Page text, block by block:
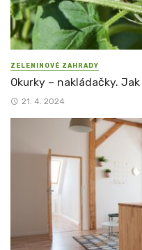
ZELENINOVÉ ZAHRADY
Okurky – nakládačky.
21. 4. 2024